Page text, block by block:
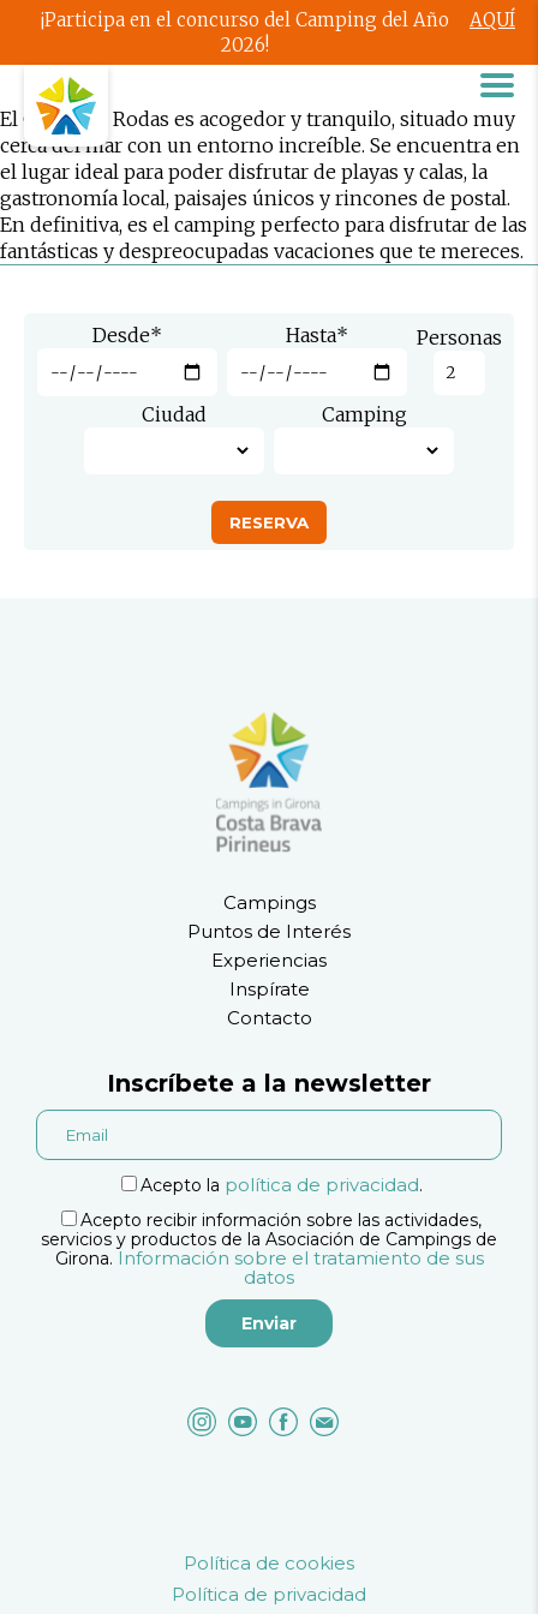
¡Participa en el concurso del Camping del Año
2026!
AQUÍ
El Camping Rodas es acogedor y tranquilo, situado muy
cerca del mar con un entorno increíble. Se encuentra en
el lugar ideal para poder disfrutar de playas y calas, la
gastronomía local, paisajes únicos y rincones de postal.
En definitiva, es el camping perfecto para disfrutar de las
fantásticas y despreocupadas vacaciones que te mereces.
Desde* Hasta* Personas
Ciudad Camping
Campings
Puntos de Interés
Experiencias
Inspírate
Contacto
Inscríbete a la newsletter
Acepto la política de privacidad.
Acepto recibir información sobre las actividades,
servicios y productos de la Asociación de Campings de
Girona. Información sobre el tratamiento de sus
datos
Política de cookies
Política de privacidad